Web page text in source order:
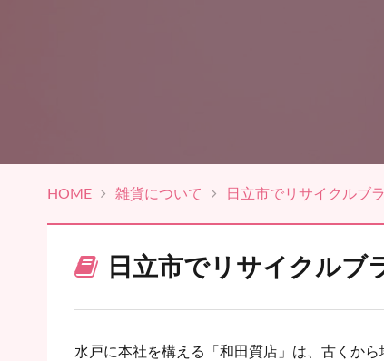
HOME 雑貨について 日立市でリサイクルブ
日立市でリサイクルブ
水戸に本社を構える「和田質店」は、古くか